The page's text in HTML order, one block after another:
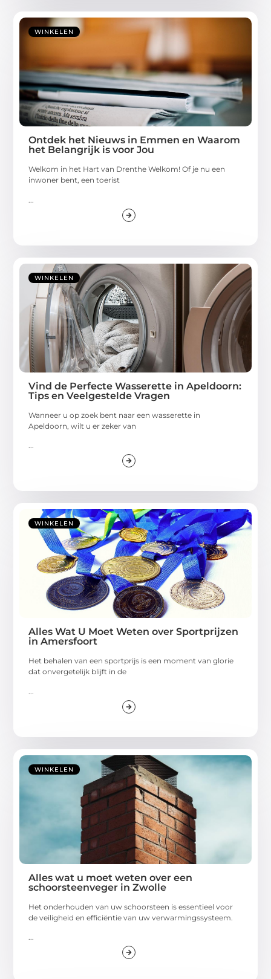
WINKELEN
Ontdek het Nieuws in Emmen en Waarom
het Belangrijk is voor Jou
Welkom in het Hart van Drenthe Welkom! Of je nu een
inwoner bent, een toerist
WINKELEN
Vind de Perfecte Wasserette in Apeldoorn:
Tips en Veelgestelde Vragen
Wanneer u op zoek bent naar een wasserette in
Apeldoorn, wilt u er zeker van
...
WINKELEN
Alles Wat U Moet Weten over Sportprijzen
in Amersfoort
Het behalen van een sportprijs is een moment van glorie
dat onvergetelijk blijft in de
WINKELEN
Alles wat u moet weten over een
schoorsteenveger in Zwolle
Het onderhouden van uw schoorsteen is essentieel voor
de veiligheid en efficiëntie van uw verwarmingssysteem.